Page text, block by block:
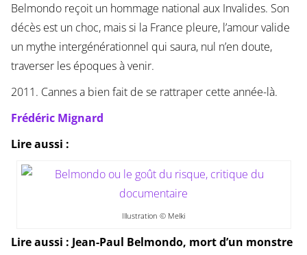
Belmondo reçoit un hommage national aux Invalides. Son
décès est un choc, mais si la France pleure, l’amour valide
un mythe intergénérationnel qui saura, nul n’en doute,
traverser les époques à venir.
2011. Cannes a bien fait de se rattraper cette année-là.
Frédéric Mignard
Lire aussi :
Illustration © Melki
Lire aussi : Jean-Paul Belmondo, mort d’un monstre